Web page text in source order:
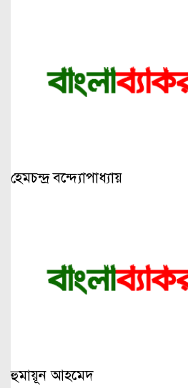
হেমচন্দ্র বন্দ্যোপাধ্যায়
হুমায়ূন আহমেদ